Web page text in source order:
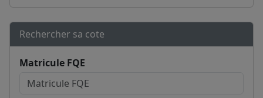
Rechercher sa cote
Matricule FQE